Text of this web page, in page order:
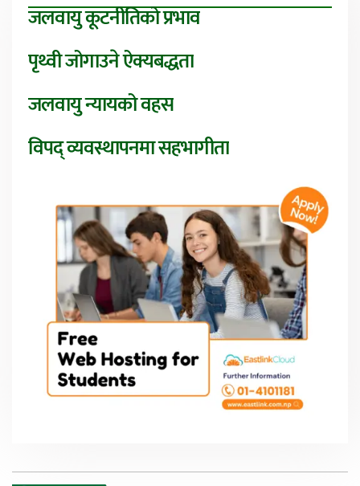
जलवायु कूटनीतिको प्रभाव
पृथ्वी जोगाउने ऐक्यबद्धता
जलवायु न्यायको वहस
विपद् व्यवस्थापनमा सहभागीता